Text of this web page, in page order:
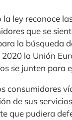
la ley reconoce
que se
la búsqueda
2020 la Unión
se junten para
consumidores
de sus
que pudiera